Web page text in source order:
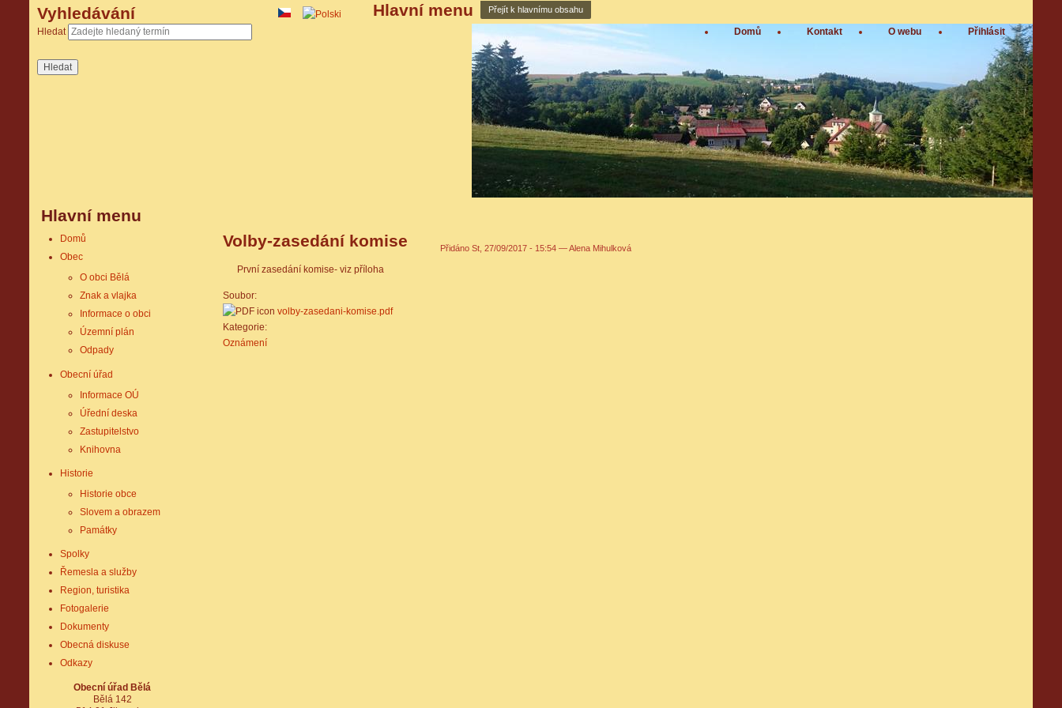
Přejít k hlavnímu obsahu
Vyhledávání
Hledat
Hlavní menu
Domů Kontakt O webu Přihlásit
Hlavní menu
Domů
Obec
O obci Bělá
Znak a vlajka
Informace o obci
Územní plán
Odpady
Obecní úřad
Informace OÚ
Úřední deska
Zastupitelstvo
Knihovna
Historie
Historie obce
Slovem a obrazem
Památky
Spolky
Řemesla a služby
Region, turistika
Fotogalerie
Dokumenty
Obecná diskuse
Odkazy
Obecní úřad Bělá
Bělá 142
Volby-zasedání komise PřidánoSt, 27/09/2017 - 15:54 —Alena Mihulková
První zasedání komise- viz příloha
Soubor:
volby-zasedani-komise.pdf
Kategorie:
Oznámení